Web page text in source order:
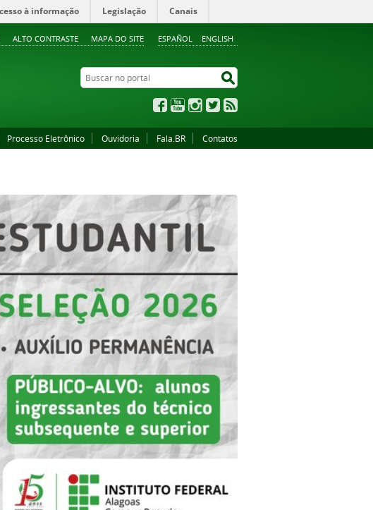
ESPAÑOL ENGLISH
ALTO CONTRASTE MAPA DO SITE
à informação Legislação Canais
Buscar no portal
FacebookYouTubeInstagram
Twitter
Processo Eletrônico Ouvidoria Fala.BR Contatos